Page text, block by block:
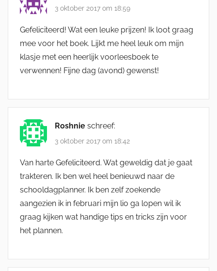
3 oktober 2017 om 18:59
Gefeliciteerd! Wat een leuke prijzen! Ik loot graag
mee voor het boek. Lijkt me heel leuk om mijn
klasje met een heerlijk voorleesboek te
verwennen! Fijne dag (avond) gewenst!
Roshnie schreef:
3 oktober 2017 om 18:42
Van harte Gefeliciteerd. Wat geweldig dat je gaat
trakteren. Ik ben wel heel benieuwd naar de
schooldagplanner. Ik ben zelf zoekende
aangezien ik in februari mijn lio ga lopen wil ik
graag kijken wat handige tips en tricks zijn voor
het plannen.